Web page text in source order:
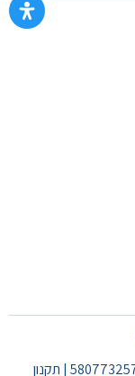
© 2025 כל הזכויות שמורות לנצח ישראל (ע״ר): 580773257 | תקנון